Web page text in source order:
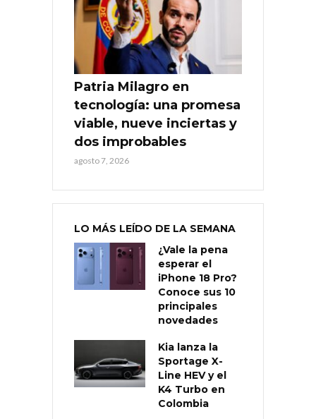
Patria Milagro en
tecnología: una promesa
viable, nueve inciertas y
dos improbables
agosto 7, 2026
LO MÁS LEÍDO DE LA SEMANA
¿Vale la pena
esperar el
iPhone 18 Pro?
Conoce sus 10
principales
novedades
Kia lanza la
Sportage X-
Line HEV y el
K4 Turbo en
Colombia